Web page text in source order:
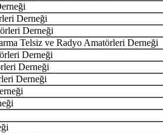
Derneği
Derneği
Telsiz ve Radyo Amatörleri Derneği
Derneği
Derneği
Derneği